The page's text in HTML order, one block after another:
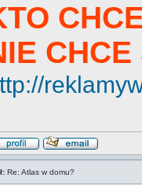
Re: Atlas w domu?